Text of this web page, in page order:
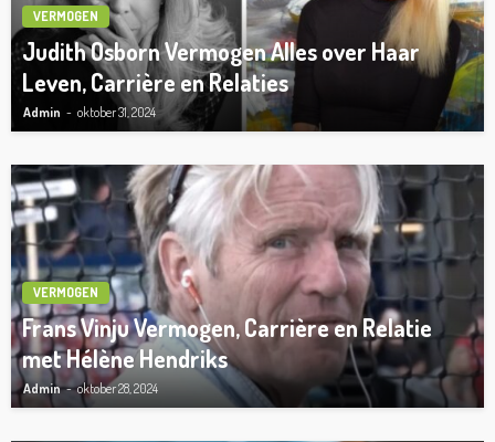
VERMOGEN
Judith Osborn Vermogen Alles over Haar
Leven, Carrière en Relaties
Admin oktober 31, 2024
VERMOGEN
Frans Vinju Vermogen, Carrière en Relatie
met Hélène Hendriks
Admin oktober 28, 2024